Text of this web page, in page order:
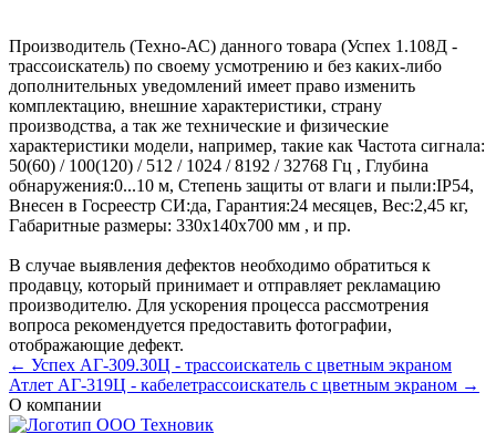
Производитель (Техно-АС) данного товара (Успех 1.108Д -
трассоискатель) по своему усмотрению и без каких-либо
дополнительных уведомлений имеет право изменить
комплектацию, внешние характеристики, страну
производства, а так же технические и физические
характеристики модели, например, такие как Частота сигнала:
50(60) / 100(120) / 512 / 1024 / 8192 / 32768 Гц , Глубина
обнаружения:0...10 м, Степень защиты от влаги и пыли:IP54,
Внесен в Госреестр СИ:да, Гарантия:24 месяцев, Вес:2,45 кг,
Габаритные размеры: 330х140х700 мм , и пр.
В случае выявления дефектов необходимо обратиться к
продавцу, который принимает и отправляет рекламацию
производителю. Для ускорения процесса рассмотрения
вопроса рекомендуется предоставить фотографии,
отображающие дефект.
← Успех АГ-309.30Ц - трассоискатель с цветным экраном
Атлет АГ-319Ц - кабелетрассоискатель с цветным экраном →
О компании